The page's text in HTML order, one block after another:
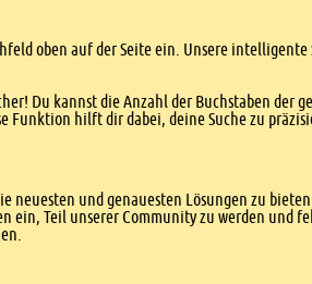
oben auf der Seite ein. Unsere
Du kannst die Anzahl der Buchstaben der
Funktion hilft dir dabei, deine Suche zu
und genauesten Lösungen zu
ein, Teil unserer Community zu werden und